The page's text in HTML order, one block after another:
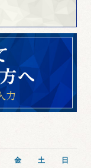
金 土 日